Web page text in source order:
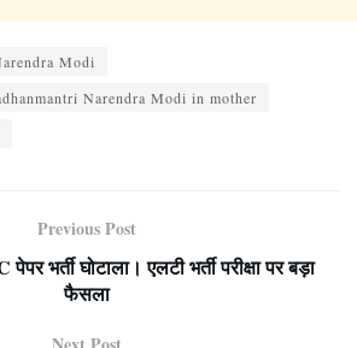
Modi
Narendra Modi in mother
Previous Post
भर्ती घोटाला। एलटी भर्ती परीक्षा पर बड़ा
फैसला